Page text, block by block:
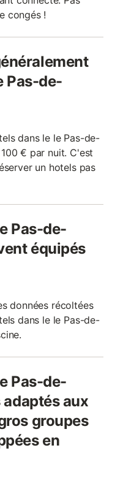
congés !
Pas-de-
dans le le Pas-de-
€ par nuit. C'est
un hotels pas
Pas-de-
équipés
données récoltées
dans le le Pas-de-
Pas-de-
aux
groupes
en